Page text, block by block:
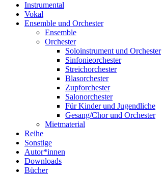
Instrumental
Vokal
Ensemble und Orchester
Ensemble
Orchester
Soloinstrument und Orchester
Sinfonieorchester
Streichorchester
Blasorchester
Zupforchester
Salonorchester
Für Kinder und Jugendliche
Gesang/Chor und Orchester
Mietmaterial
Reihe
Sonstige
Autor*innen
Downloads
Bücher